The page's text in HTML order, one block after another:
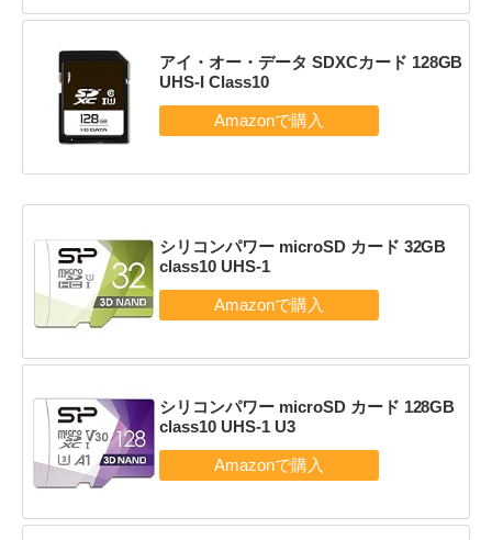
アイ・オー・データ SDXCカード 128GB
UHS-I Class10
シリコンパワー microSD カード 32GB
class10 UHS-1
シリコンパワー microSD カード 128GB
class10 UHS-1 U3